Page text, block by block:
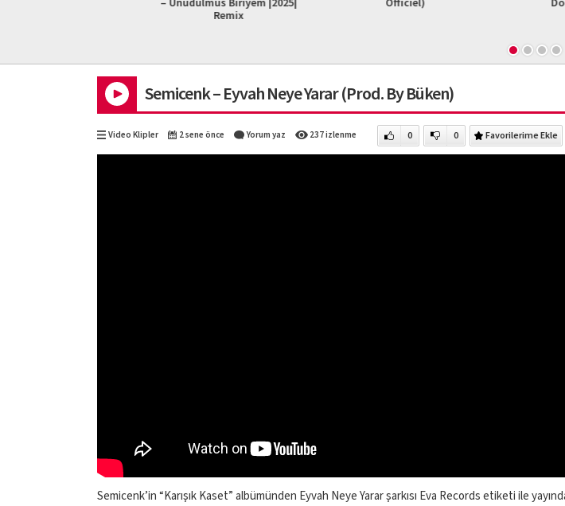
Semicenk – Eyvah Neye Yarar (Prod. By Büken)
Video Klipler 2 sene önce Yorum yaz 237 izlenme 0 0 Favorilerime Ekle
Semicenk’in “Karışık Kaset” albümünden Eyvah Neye Yarar şarkısı Eva Records etiketi ile